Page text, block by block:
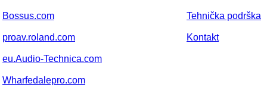
Bossus.com
proav.roland.com
eu.Audio-Technica.com
Wharfedalepro.com
Tehnička podrška
Kontakt